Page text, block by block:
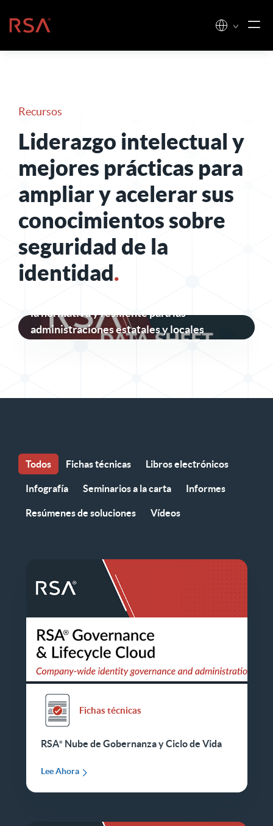
Inicio
Recursos
Liderazgo intelectual y
mejores prácticas para
ampliar y acelerar sus
conocimientos sobre
seguridad de la
identidad.
la normativa y resiliente para las
administraciones estatales y locales
Todos Fichas técnicas Libros electrónicos
Infografía Seminarios a la carta Informes
Resúmenes de soluciones Vídeos
Fichas técnicas
RSA Nube de Gobernanza y Ciclo de Vida
Lee Ahora